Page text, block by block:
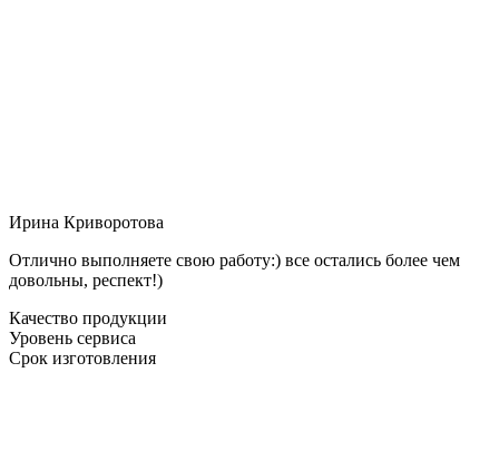
Ирина Криворотова
Отлично выполняете свою работу:) все остались более чем
довольны, респект!)
Качество продукции
Уровень сервиса
Срок изготовления